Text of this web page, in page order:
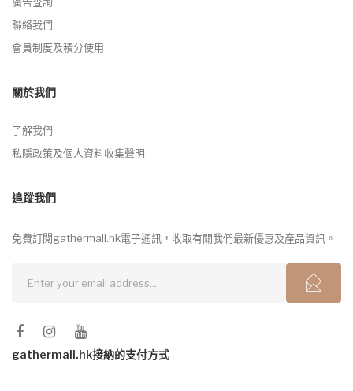
聯絡我們
會員制度及積分使用
關於我們
了解我們
私隱政策及個人資料收集聲明
追蹤我們
免費訂閱gathermall.hk電子通訊，收取有關我們最新優惠及產品資訊。
gathermall.hk接納的支付方式